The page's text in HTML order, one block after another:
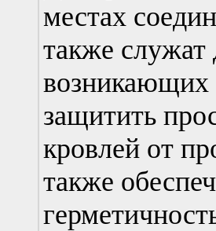
местах
также
возникающих
защитить
кровлей от
также